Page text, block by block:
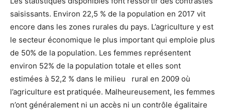
saisissants. Environ 22,5 % de la population en 2017 vit
encore dans les zones rurales du pays. L’agriculture y est
le secteur économique le plus important qui emploie plus
de 50% de la population. Les femmes représentent
environ 52% de la population totale et elles sont
estimées à 52,2 % dans le milieu rural en 2009 où
l’agriculture est pratiquée. Malheureusement, les femmes
n’ont généralement ni un accès ni un contrôle égalitaire